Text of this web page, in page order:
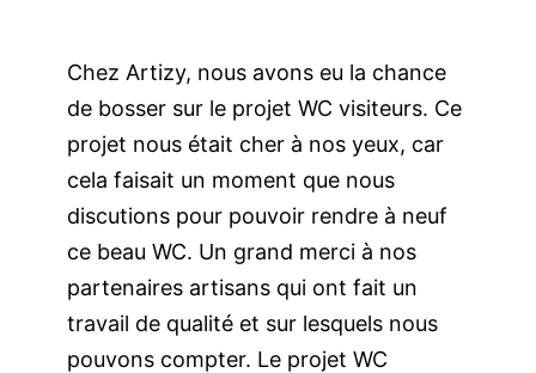
Chez Artizy, nous avons eu la chance
de bossersur le projet WC visiteurs. Ce
projet nous était cher à nos yeux, car
cela faisait un moment que nous
discutions pour pouvoir rendre à neuf
ce beau WC. Un grand merci à nos
partenaires artisans qui ont fait un
travail de qualitéet sur lesquels nous
pouvons compter. Le projet WC